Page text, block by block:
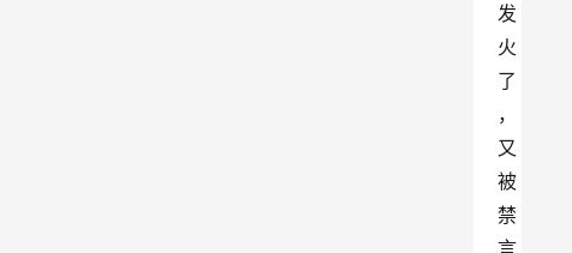
发
火
了
，
又
被
禁
言